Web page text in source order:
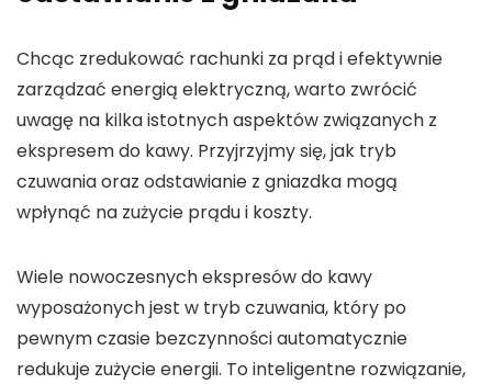
Chcąc zredukować rachunki za prądi efektywnie
zarządzać energią elektryczną, warto zwrócić
uwagę na kilka istotnych aspektów związanych z
ekspresem do kawy. Przyjrzyjmy się, jak tryb
czuwaniaoraz odstawianie z gniazdka mogą
wpłynąć na zużycie prądu i koszty.
Wiele nowoczesnych ekspresów do kawy
wyposażonych jest w tryb czuwania, który po
pewnym czasie bezczynności automatycznie
redukuje zużycie energii. To inteligentne rozwiązanie,